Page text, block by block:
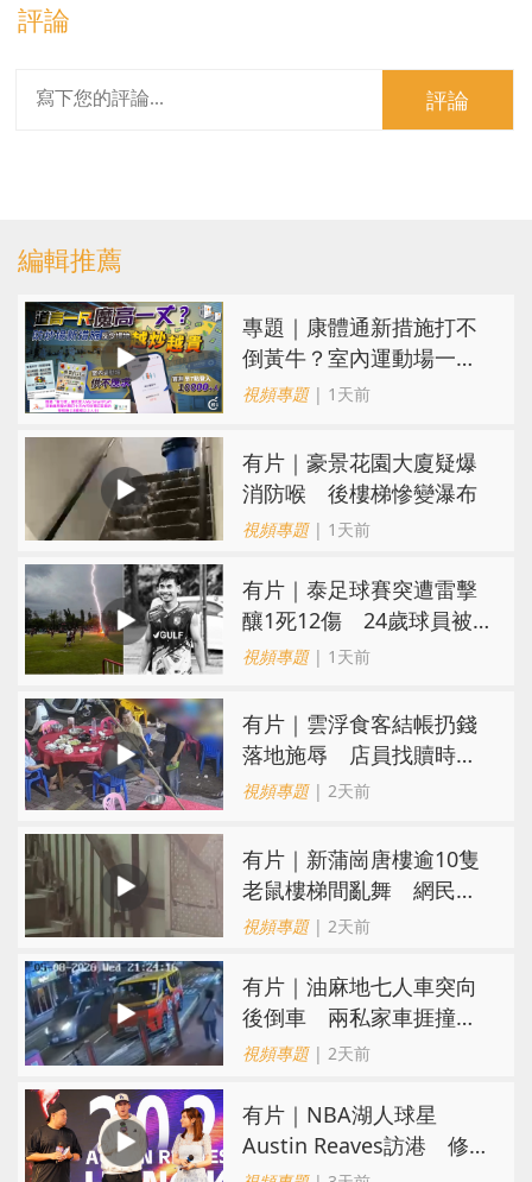
評論
評論
編輯推薦
專題｜康體通新措施打不
倒黃牛？室內運動場一場
難求越炒越貴
視頻專題| 1天前
有片｜豪景花園大廈疑爆
消防喉 後樓梯慘變瀑布
視頻專題| 1天前
有片｜泰足球賽突遭雷擊
釀1死12傷 24歲球員被
閃電劈中亡
視頻專題| 1天前
​有片｜雲浮食客結帳扔錢
落地施辱 店員找贖時還
施彼身獲老闆肯定
視頻專題| 2天前
有片｜新蒲崗唐樓逾10隻
老鼠樓梯間亂舞 網民嚇
親：每次經過都要好大勇
視頻專題| 2天前
有片｜油麻地七人車突向
後倒車 兩私家車捱撞
司機不顧而去
視頻專題| 2天前
有片｜NBA湖人球星
Austin Reaves訪港 修
頓與青少年交流球技